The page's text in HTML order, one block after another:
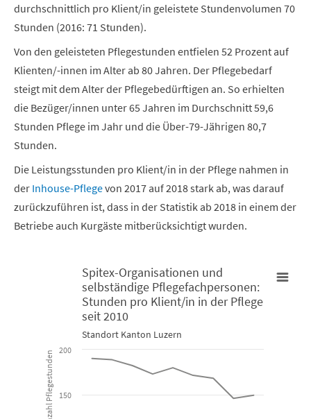
durchschnittlich pro Klient/in geleistete Stundenvolumen 70
Stunden (2016: 71 Stunden).
Von den geleisteten Pflegestunden entfielen 52 Prozent auf
Klienten/-innen im Alter ab 80 Jahren. Der Pflegebedarf
steigt mit dem Alter der Pflegebedürftigen an. So erhielten
die Bezüger/innen unter 65 Jahren im Durchschnitt 59,6
Stunden Pflege im Jahr und die Über-79-Jährigen 80,7
Stunden.
Die Leistungsstunden pro Klient/in in der Pflege nahmen in
der Inhouse-Pflegevon 2017 auf 2018 stark ab, was darauf
zurückzuführen ist, dass in der Statistik ab 2018 in einem der
Betriebe auch Kurgäste mitberücksichtigt wurden.
Spitex-Organisationen und selbständige
Line chart with 5 lines.
Standort Kanton Luzern
View as data table, Spitex-Organisationen und
The chart has 1 X axis displaying categories.
Anzahl Pflegestunden
Spitex-Organisationen und
selbständige Pflegefachpersonen:
Stunden pro Klient/in in der Pflege
seit 2010
Standort Kanton Luzern
150
200